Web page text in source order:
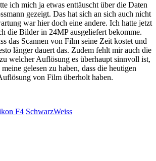
ich mich ja etwas enttäuscht über die Daten
gezeigt. Das hat sich an sich auch nicht
war hier doch eine andere. Ich hatte jetzt
die Bilder in 24MP ausgeliefert bekomme.
das Scannen von Film seine Zeit kostet und
länger dauert das. Zudem fehlt mir auch die
welcher Auflösung es überhaupt sinnvoll ist,
gelesen zu haben, dass die heutigen
von Film überholt haben.
F4 SchwarzWeiss